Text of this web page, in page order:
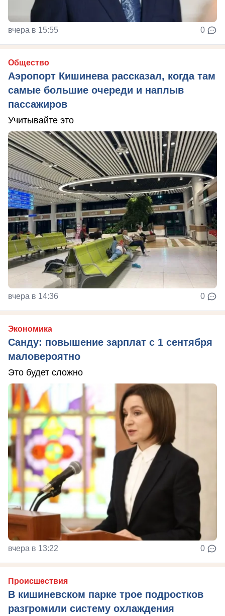
вчера в 15:55 0
Общество
Аэропорт Кишинева рассказал, когда там
самые большие очереди и наплыв
пассажиров
Учитывайте это
вчера в 14:36 0
Экономика
Санду: повышение зарплат с 1 сентября
маловероятно
Это будет сложно
вчера в 13:22 0
Происшествия
В кишиневском парке трое подростков
разгромили систему охлаждения